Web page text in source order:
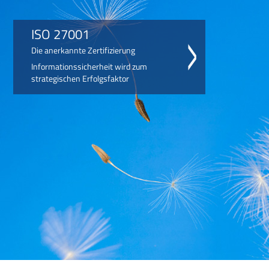
ISO 27001
Die anerkannte Zertifizierung
Informationssicherheit wird zum
strategischen Erfolgsfaktor